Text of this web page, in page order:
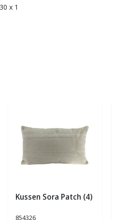
x 1
Kussen Sora Patch (4)
854326